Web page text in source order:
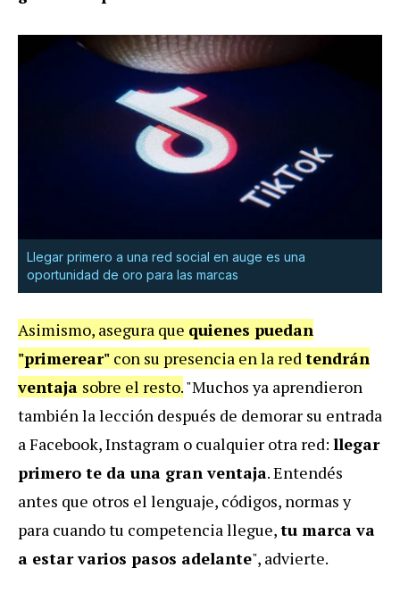
Llegar primero a una red social en auge es una
oportunidad de oro para las marcas
Asimismo, asegura que quienes puedan
"primerear" con su presencia en la redtendrán
ventaja sobre el resto."Muchos ya aprendieron
también la lección después de demorar su entrada
a Facebook, Instagram o cualquier otra red: llegar
primero te da una gran ventaja. Entendés
antes que otros el lenguaje, códigos, normas y
para cuando tu competencia llegue,tu marca va
a estar varios pasos adelante", advierte.